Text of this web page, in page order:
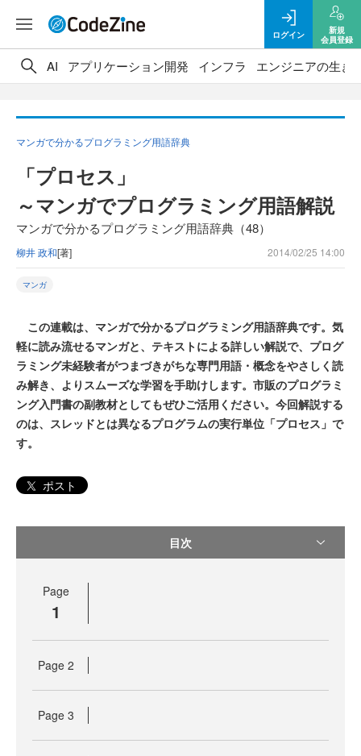
ログイン
新規
会員登録
AI アプリケーション開発 インフラ エンジニアの生き
マンガで分かるプログラミング用語辞典
「プロセス」
～マンガでプログラミング用語解説
マンガで分かるプログラミング用語辞典（48）
柳井 政和[著] 2014/02/25 14:00
マンガ
この連載は、マンガで分かるプログラミング用語辞典です。気
軽に読み流せるマンガと、テキストによる詳しい解説で、プログ
ラミング未経験者がつまづきがちな専門用語・概念をやさしく読
み解き、よりスムーズな学習を手助けします。市販のプログラミ
ング入門書の副教材としてもぜひご活用ください。今回解説する
のは、スレッドとは異なるプログラムの実行単位「プロセス」で
す。
ポスト
目次
Page
1
Page 2
Page 3